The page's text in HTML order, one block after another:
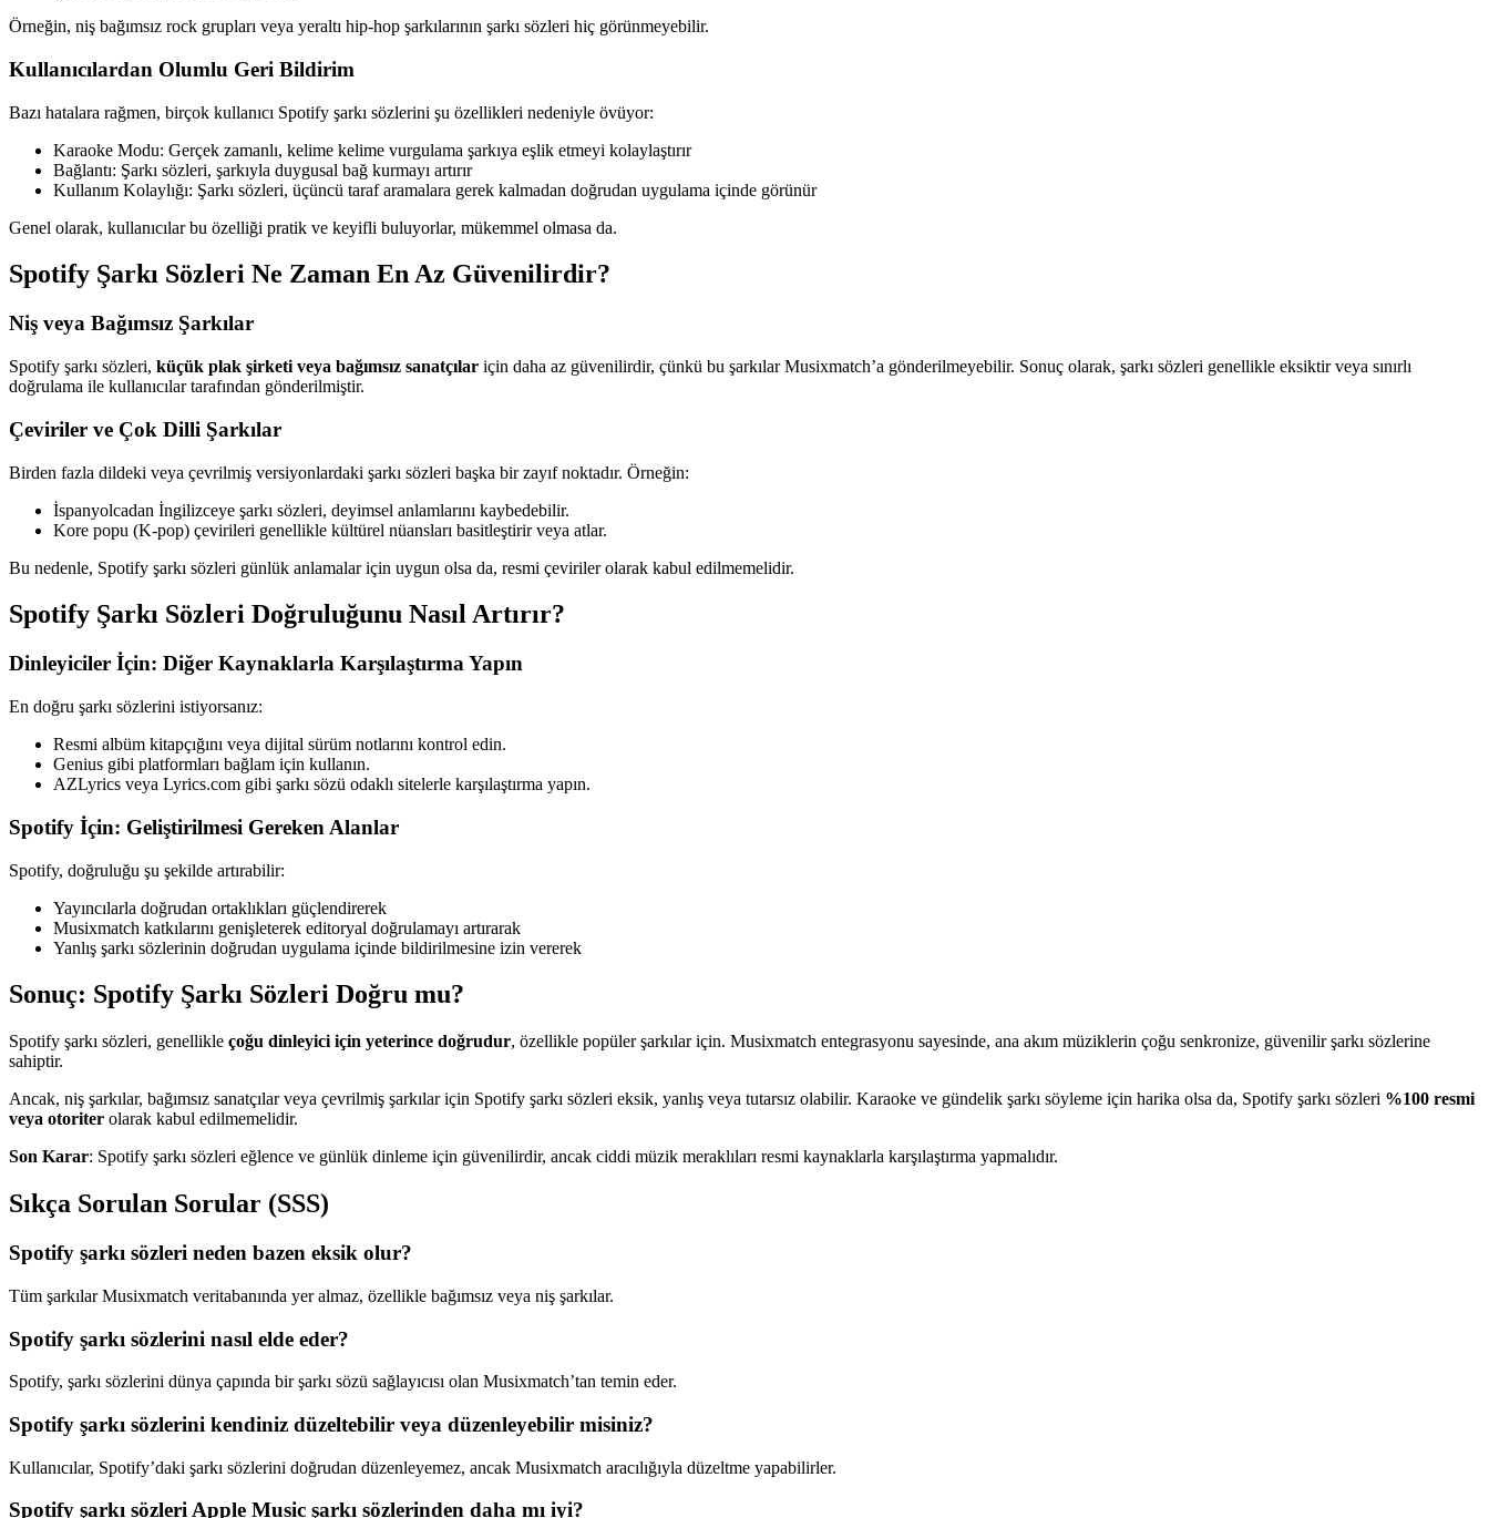
Örneğin, niş bağımsız rock grupları veya yeraltı hip-hop şarkılarının şarkı sözleri hiç görünmeyebilir.
Kullanıcılardan Olumlu Geri Bildirim
Bazı hatalara rağmen, birçok kullanıcı Spotify şarkı sözlerini şu özellikleri nedeniyle övüyor:
Karaoke Modu: Gerçek zamanlı, kelime kelime vurgulama şarkıya eşlik etmeyi kolaylaştırır
Bağlantı: Şarkı sözleri, şarkıyla duygusal bağ kurmayı artırır
Kullanım Kolaylığı: Şarkı sözleri, üçüncü taraf aramalara gerek kalmadan doğrudan uygulama içinde görünür
Genel olarak, kullanıcılar bu özelliği pratik ve keyifli buluyorlar, mükemmel olmasa da.
Spotify Şarkı Sözleri Ne Zaman En Az Güvenilirdir?
Niş veya Bağımsız Şarkılar
Spotify şarkı sözleri, küçük plak şirketi veya bağımsız sanatçılar için daha az güvenilirdir, çünkü bu şarkılar Musixmatch’a gönderilmeyebilir. Sonuç olarak, şarkı sözleri genellikle eksiktir veya sınırlı
doğrulama ile kullanıcılar tarafından gönderilmiştir.
Çeviriler ve Çok Dilli Şarkılar
Birden fazla dildeki veya çevrilmiş versiyonlardaki şarkı sözleri başka bir zayıf noktadır. Örneğin:
İspanyolcadan İngilizceye şarkı sözleri, deyimsel anlamlarını kaybedebilir.
Kore popu (K-pop) çevirileri genellikle kültürel nüansları basitleştirir veya atlar.
Bu nedenle, Spotify şarkı sözleri günlük anlamalar için uygun olsa da, resmi çeviriler olarak kabul edilmemelidir.
Spotify Şarkı Sözleri Doğruluğunu Nasıl Artırır?
Dinleyiciler İçin: Diğer Kaynaklarla Karşılaştırma Yapın
En doğru şarkı sözlerini istiyorsanız:
Resmi albüm kitapçığını veya dijital sürüm notlarını kontrol edin.
Genius gibi platformları bağlam için kullanın.
AZLyrics veya Lyrics.com gibi şarkı sözü odaklı sitelerle karşılaştırma yapın.
Spotify İçin: Geliştirilmesi Gereken Alanlar
Spotify, doğruluğu şu şekilde artırabilir:
Yayıncılarla doğrudan ortaklıkları güçlendirerek
Musixmatch katkılarını genişleterek editoryal doğrulamayı artırarak
Yanlış şarkı sözlerinin doğrudan uygulama içinde bildirilmesine izin vererek
Sonuç: Spotify Şarkı Sözleri Doğru mu?
Spotify şarkı sözleri, genellikle çoğu dinleyici için yeterince doğrudur, özellikle popüler şarkılar için. Musixmatch entegrasyonu sayesinde, ana akım müziklerin çoğu senkronize, güvenilir şarkı sözlerine
sahiptir.
Ancak, niş şarkılar, bağımsız sanatçılar veya çevrilmiş şarkılar için Spotify şarkı sözleri eksik, yanlış veya tutarsız olabilir. Karaoke ve gündelik şarkı söyleme için harika olsa da, Spotify şarkı sözleri %100 resmi
veya otoriter olarak kabul edilmemelidir.
Son Karar: Spotify şarkı sözleri eğlence ve günlük dinleme için güvenilirdir, ancak ciddi müzik meraklıları resmi kaynaklarla karşılaştırma yapmalıdır.
Sıkça Sorulan Sorular (SSS)
Spotify şarkı sözleri neden bazen eksik olur?
Tüm şarkılar Musixmatch veritabanında yer almaz, özellikle bağımsız veya niş şarkılar.
Spotify şarkı sözlerini nasıl elde eder?
Spotify, şarkı sözlerini dünya çapında bir şarkı sözü sağlayıcısı olan Musixmatch’tan temin eder.
Spotify şarkı sözlerini kendiniz düzeltebilir veya düzenleyebilir misiniz?
Kullanıcılar, Spotify’daki şarkı sözlerini doğrudan düzenleyemez, ancak Musixmatch aracılığıyla düzeltme yapabilirler.
Spotify şarkı sözleri Apple Music şarkı sözlerinden daha mı iyi?